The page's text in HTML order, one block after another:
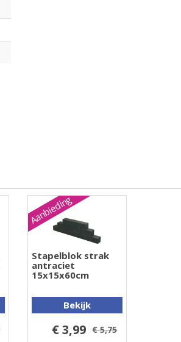
Aanbieding
Stapelblok strak
antraciet
15x15x60cm
Bekijk
€ 3,99 € 5,75